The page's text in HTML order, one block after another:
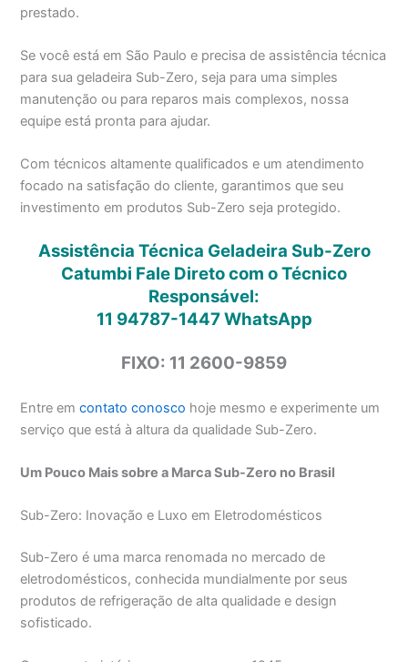
prestado.
Se você está em São Paulo e precisa de assistência técnica
para sua geladeira Sub-Zero, seja para uma simples
manutenção ou para reparos mais complexos, nossa
equipe está pronta para ajudar.
Com técnicos altamente qualificados e um atendimento
focado na satisfação do cliente, garantimos que seu
investimento em produtos Sub-Zero seja protegido.
Assistência Técnica Geladeira Sub-Zero
Catumbi Fale Direto com o Técnico
Responsável:
11 94787-1447WhatsApp
FIXO: 11 2600-9859
Entre emcontato conosco hoje mesmo e experimente um
serviço que está à altura da qualidade Sub-Zero.
Um Pouco Mais sobre a Marca Sub-Zero no Brasil
Sub-Zero: Inovação e Luxo em Eletrodomésticos
Sub-Zero é uma marca renomada no mercado de
eletrodomésticos, conhecida mundialmente por seus
produtos de refrigeração de alta qualidade e design
sofisticado.